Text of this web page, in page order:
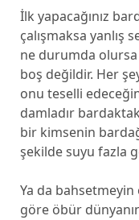
İlk yapacağınız
çalışmaksa yanlış
ne durumda
boş değildir. Her
onu teselli
damladır
bir kimsenin
şekilde suyu fazla
Ya da bahsetmeyin
göre öbür